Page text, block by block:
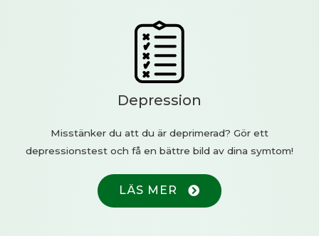
Depression
Misstänker du att du är deprimerad? Gör ett
depressionstest och få en bättre bild av dina symtom!
LÄS MER